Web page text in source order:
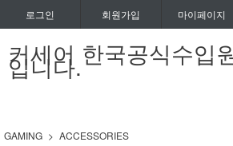
로그인 회원가입 마이페이지
커세어 한국공식수입
입니다.
GAMING ACCESSORIES